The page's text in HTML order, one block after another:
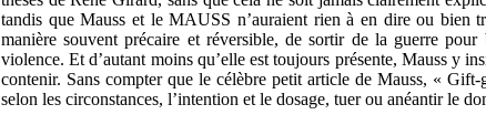
tandis que Mauss et le MAUSS n’auraient rien à en dire ou bien
manière souvent précaire et réversible, de sortir de la guerre
violence. Et d’autant moins qu’elle est toujours présente, Mauss y
contenir. Sans compter que le célèbre petit article de Mauss, «
selon les circonstances, l’intention et le dosage, tuer ou anéantir le